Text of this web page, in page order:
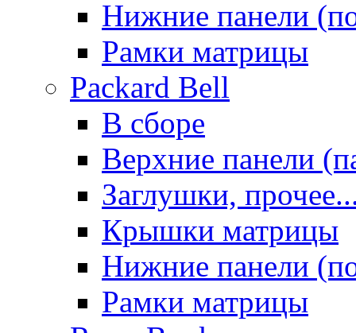
Нижние панели
Рамки матрицы
Packard Bell
В сборе
Верхние панели
Заглушки,
Крышки матрицы
Нижние панели
Рамки матрицы